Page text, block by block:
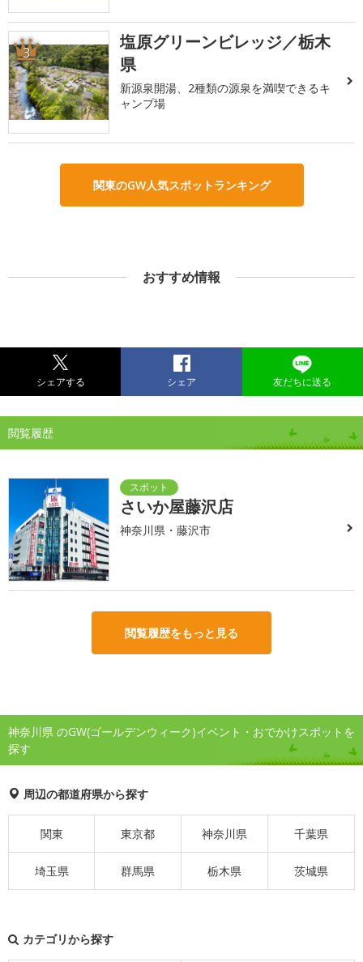
3
塩原グリーンビレッジ／栃木
県
新源泉開湯、2種類の源泉を満喫できるキ
ャンプ場
関東のGW人気スポットランキング
おすすめ情報
シェアする シェア 友だちに送る
閲覧履歴
さいか屋藤沢店
神奈川県・藤沢市
閲覧履歴をもっと見る
神奈川県 のGW(ゴールデンウィーク)イベント・おでかけスポットを
探す
周辺の都道府県から探す
関東 東京都 神奈川県 千葉県
埼玉県 群馬県 栃木県 茨城県
カテゴリから探す